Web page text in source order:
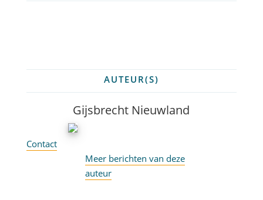
AUTEUR(S)
Gijsbrecht Nieuwland
Contact
Meer berichten van deze
auteur